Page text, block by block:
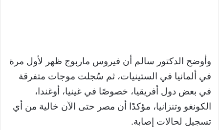
وأوضح الدكتور سالم أن فيروس ماربوج ظهر لأول مرة
في ألمانيا في الستينيات، ثم سُجلت موجات متفرقة
في بعض دول أفريقيا، خصوصًا في غينيا، أوغندا،
الكونغو وتنزانيا، مؤكدًا أن مصر حتى الآن خالية من أي
تسجيل لحالات إصابة.